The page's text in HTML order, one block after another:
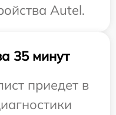
Autel.
35 минут
приедет в